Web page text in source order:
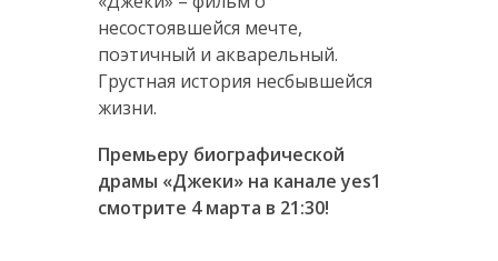
несостоявшейся мечте,
поэтичный и акварельный.
Грустная история несбывшейся
жизни.
Премьеру биографической
драмы «Джеки» на канале yes1
смотрите 4 марта в 21:30!